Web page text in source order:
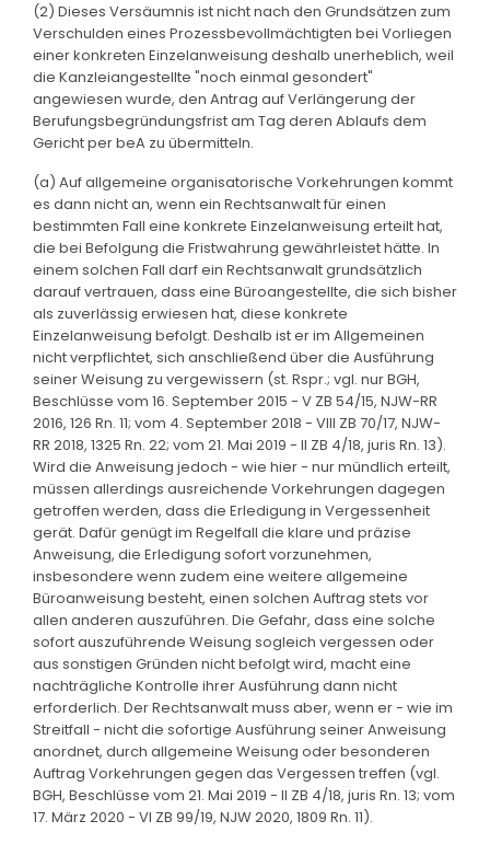
(2) Dieses Versäumnis ist nicht nach den Grundsätzen zum
Verschulden eines Prozessbevollmächtigten bei Vorliegen
einer konkreten Einzelanweisung deshalb unerheblich, weil
die Kanzleiangestellte "noch einmal gesondert"
angewiesen wurde, den Antrag auf Verlängerung der
Berufungsbegründungsfrist am Tag deren Ablaufs dem
Gericht per beA zu übermitteln.
(a) Auf allgemeine organisatorische Vorkehrungen kommt
es dann nicht an, wenn ein Rechtsanwalt für einen
bestimmten Fall eine konkrete Einzelanweisung erteilt hat,
die bei Befolgung die Fristwahrung gewährleistet hätte. In
einem solchen Fall darf ein Rechtsanwalt grundsätzlich
darauf vertrauen, dass eine Büroangestellte, die sich bisher
als zuverlässig erwiesen hat, diese konkrete
Einzelanweisung befolgt. Deshalb ist er im Allgemeinen
nicht verpflichtet, sich anschließend über die Ausführung
seiner Weisung zu vergewissern (st. Rspr.; vgl. nur BGH,
Beschlüsse vom 16. September 2015 - V ZB 54/15, NJW-RR
2016, 126 Rn. 11; vom 4. September 2018 - VIII ZB 70/17, NJW-
RR 2018, 1325 Rn. 22; vom 21. Mai 2019 - II ZB 4/18, juris Rn. 13).
Wird die Anweisung jedoch - wie hier - nur mündlich erteilt,
müssen allerdings ausreichende Vorkehrungen dagegen
getroffen werden, dass die Erledigung in Vergessenheit
gerät. Dafür genügt im Regelfall die klare und präzise
Anweisung, die Erledigung sofort vorzunehmen,
insbesondere wenn zudem eine weitere allgemeine
Büroanweisung besteht, einen solchen Auftrag stets vor
allen anderen auszuführen. Die Gefahr, dass eine solche
sofort auszuführende Weisung sogleich vergessen oder
aus sonstigen Gründen nicht befolgt wird, macht eine
nachträgliche Kontrolle ihrer Ausführung dann nicht
erforderlich. Der Rechtsanwalt muss aber, wenn er - wie im
Streitfall - nicht die sofortige Ausführung seiner Anweisung
anordnet, durch allgemeine Weisung oder besonderen
Auftrag Vorkehrungen gegen das Vergessen treffen (vgl.
BGH, Beschlüsse vom 21. Mai 2019 - II ZB 4/18, juris Rn. 13; vom
17. März 2020 - VI ZB 99/19, NJW 2020, 1809 Rn. 11).